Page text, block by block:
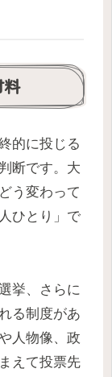
料
的に投じる
断です。大
う変わって
ひとり」で
挙、さらに
る制度があ
人物像、政
えて投票先